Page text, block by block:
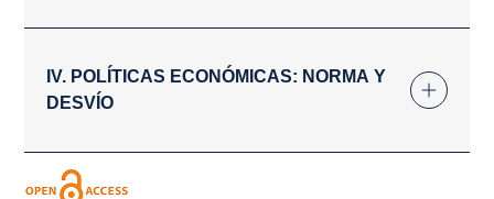
IV. POLÍTICAS ECONÓMICAS: NORMA Y
DESVÍO